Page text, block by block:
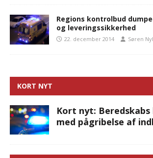
Regions kontrolbud
og leveringssikkerhed
22. december 2014 Søren
KORT NYT
Kort nyt: Beredskabs
med pågribelse af